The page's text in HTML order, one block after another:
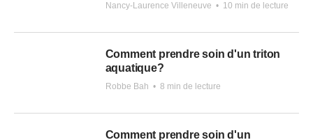
Nancy-Laurence Villeneuve • 10 min de lecture
Comment prendre soin d'un triton
aquatique?
Robbe Bah • 8 min de lecture
Comment prendre soin d'un